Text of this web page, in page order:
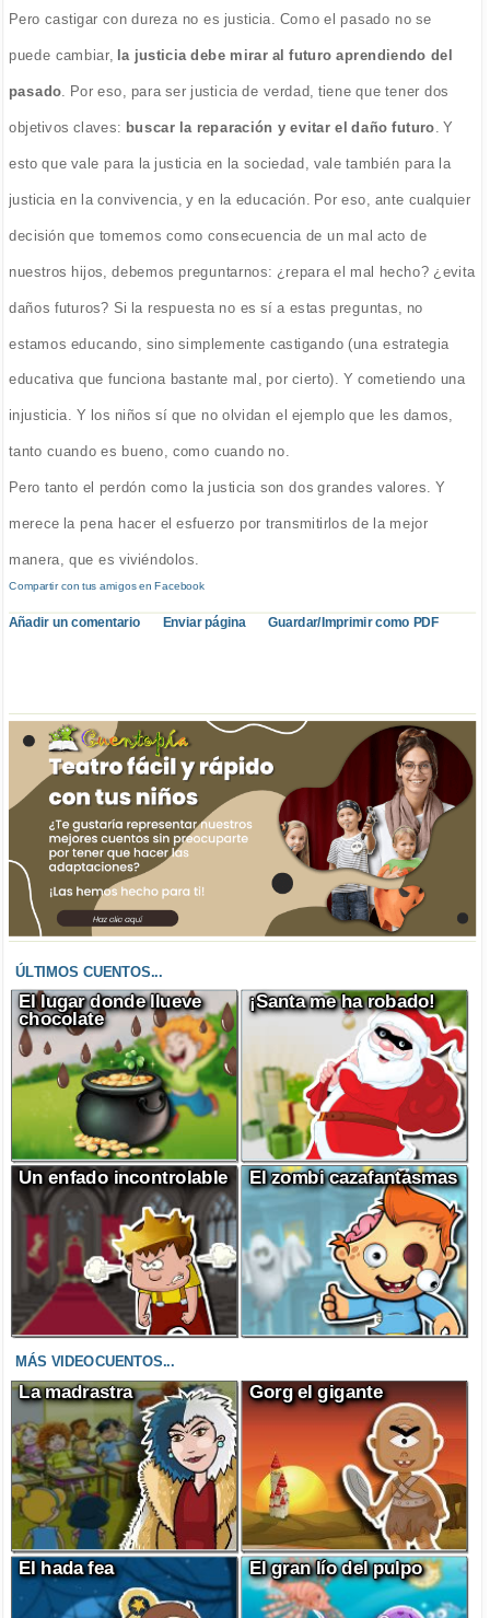
Pero castigar con dureza no es justicia. Como el pasado no se
puede cambiar, la justicia debe mirar al futuro aprendiendo del
pasado . Por eso, para ser justicia de verdad, tiene que tener dos
objetivos claves: buscar la reparación y evitar el daño futuro . Y
esto que vale para la justicia en la sociedad, vale también para la
justicia en la convivencia, y en la educación. Por eso, ante cualquier
decisión que tomemos como consecuencia de un mal acto de
nuestros hijos, debemos preguntarnos: ¿repara el mal hecho? ¿evita
daños futuros? Si la respuesta no es sí a estas preguntas, no
estamos educando, sino simplemente castigando (una estrategia
educativa que funciona bastante mal, por cierto). Y cometiendo una
injusticia. Y los niños sí que no olvidan el ejemplo que les damos,
tanto cuando es bueno, como cuando no.
Pero tanto el perdón como la justicia son dos grandes valores. Y
merece la pena hacer el esfuerzo por transmitirlos de la mejor
manera, que es viviéndolos.
Compartir con tus amigos en Facebook
Añadir un comentario Enviar página Guardar/Imprimir como PDF
ÚLTIMOS CUENTOS...
El lugar donde llueve
chocolate
¡Santa me ha robado!
Un enfado incontrolable El zombi cazafantasmas
MÁS VIDEOCUENTOS...
La madrastra Gorg el gigante
El hada fea El gran lío del pulpo